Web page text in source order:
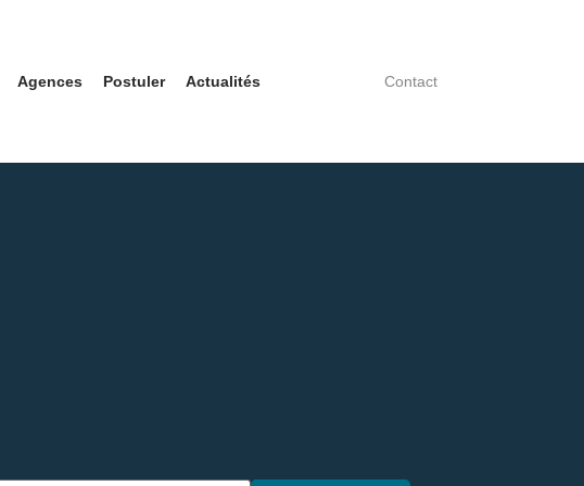
Agences Postuler Actualités Contact